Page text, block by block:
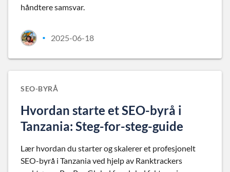
håndtere samsvar.
• 2025-06-18
SEO-BYRÅ
Hvordan starte et SEO-byrå i
Tanzania: Steg-for-steg-guide
Lær hvordan du starter og skalerer et profesjonelt
SEO-byrå i Tanzania ved hjelp av Ranktrackers